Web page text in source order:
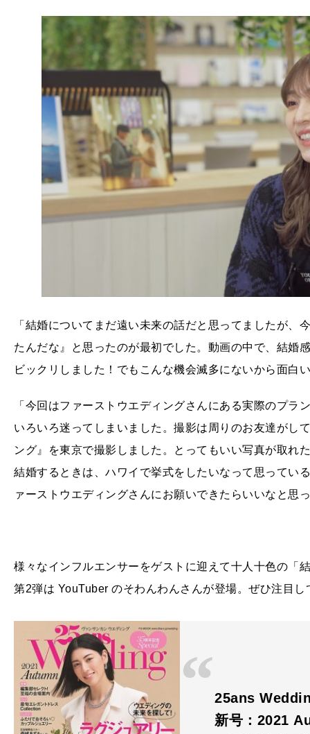
「結婚についてまだ遠い未来の話だと思ってましたが
たんだな』と思ったのが最初でした。動画の中で、結婚
ビックリしました！でもこんな機会滅多にないから面白
「今回はファーストウエディングさんにある実際のプ
いろいろ迷ってしまいました。撮影は周りのお友達がし
ング』を東京で撮影しました。とってもいい写真が取れ
結婚するときは、ハワイで挙式をしたいなって思ってい
ァーストウエディングさんにお願いできたらいいなと思
様々なインフルエンサーをゲストに迎えて十人十色の「
第2弾は YouTuber のそわんわんさんが登場。ぜひ注目し
25ans
新号：2021